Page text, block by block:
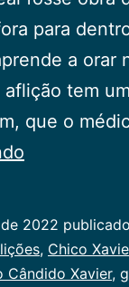
para
a orar
tem
que o
2022 publicado
, Chico
Cândido Xavier,